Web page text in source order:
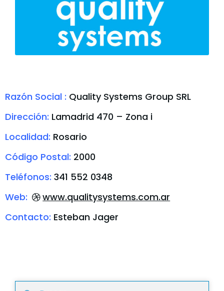
Razón Social : Quality Systems Group SRL
Dirección: Lamadrid 470 – Zona i
Localidad: Rosario
Código Postal: 2000
Teléfonos: 341 552 0348
Web:
www.qualitysystems.com.ar
Contacto: Esteban Jager